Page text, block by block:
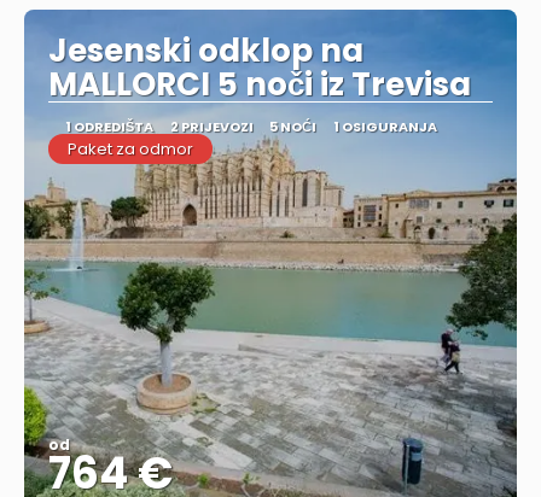
Jesenski odklop na
MALLORCI 5 noči iz Trevisa
1 ODREDIŠTA 2 PRIJEVOZI 5 NOĆI 1 OSIGURANJA
Paket za odmor
od
764 €